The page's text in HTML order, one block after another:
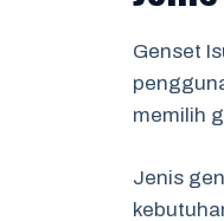
Genset
memilih
Jenis